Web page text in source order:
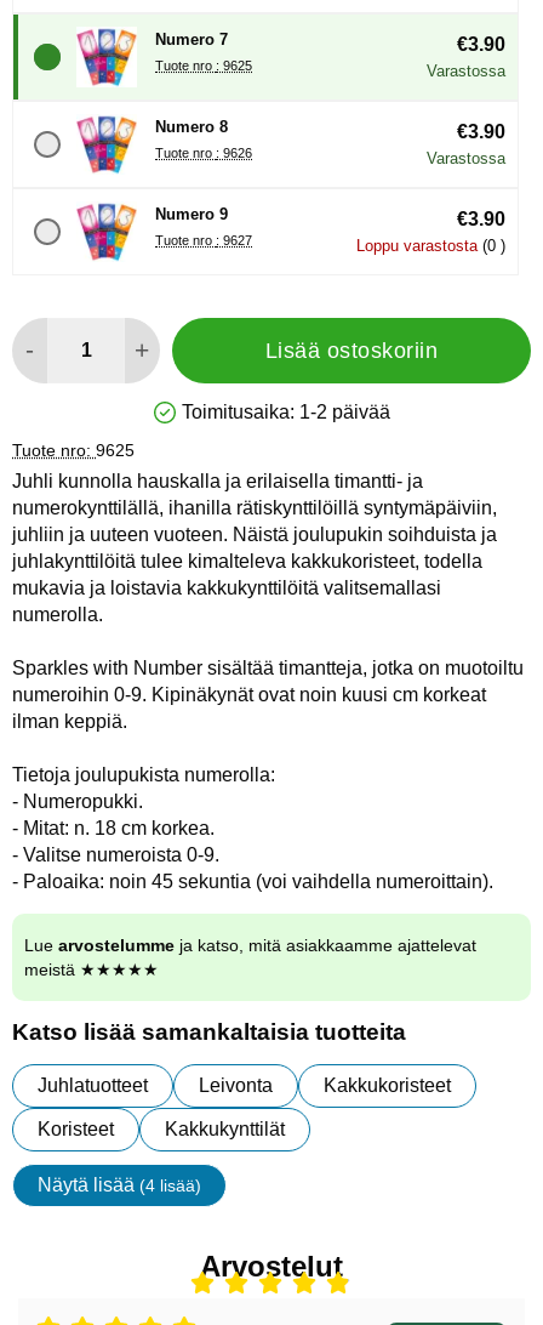
Numero 7
Tuote nro : 9625
€3.90
Varastossa
Numero 8
Tuote nro : 9626
€3.90
Varastossa
Numero 9
Tuote nro : 9627
€3.90
Loppu varastosta (0 )
- + Lisää ostoskoriin
Saatavuus: Varastossa
Toimitusaika: 1-2 päivää
Tuote nro: 9625
Juhli kunnolla hauskalla ja erilaisella timantti- ja
numerokynttilällä, ihanilla rätiskynttilöillä syntymäpäiviin,
juhliin ja uuteen vuoteen. Näistä joulupukin soihduista ja
juhlakynttilöitä tulee kimalteleva kakkukoristeet, todella
mukavia ja loistavia kakkukynttilöitä valitsemallasi
numerolla.
Sparkles with Number sisältää timantteja, jotka on muotoiltu
numeroihin 0-9. Kipinäkynät ovat noin kuusi cm korkeat
ilman keppiä.
Tietoja joulupukista numerolla:
- Numeropukki.
- Mitat: n. 18 cm korkea.
- Valitse numeroista 0-9.
- Paloaika: noin 45 sekuntia (voi vaihdella numeroittain).
Lue arvostelumme ja katso, mitä asiakkaamme ajattelevat
meistä ★★★★★
Katso lisää samankaltaisia tuotteita
Juhlatuotteet Leivonta Kakkukoristeet
Koristeet Kakkukynttilät
Näytä lisää (4 lisää)
ominaisuudet
Arvostelut